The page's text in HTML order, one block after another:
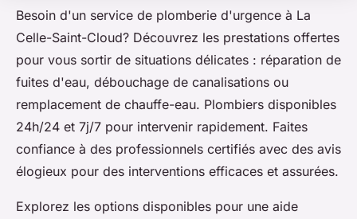
Besoin d'un service de plomberie d'urgence à La
Celle-Saint-Cloud? Découvrez les prestations offertes
pour vous sortir de situations délicates : réparation de
fuites d'eau, débouchage de canalisations ou
remplacement de chauffe-eau. Plombiers disponibles
24h/24 et 7j/7 pour intervenir rapidement. Faites
confiance à des professionnels certifiés avec des avis
élogieux pour des interventions efficaces et assurées.
Explorez les options disponibles pour une aide